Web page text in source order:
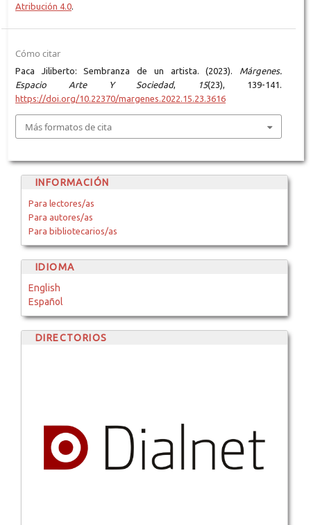
Atribución 4.0.
Cómo citar
Paca Jiliberto: Sembranza de un artista. (2023). Márgenes.
Espacio Arte Y Sociedad, 15(23), 139-141.
https://doi.org/10.22370/margenes.2022.15.23.3616
Más formatos de cita
INFORMACIÓN
Para lectores/as
Para autores/as
Para bibliotecarios/as
IDIOMA
English
Español
DIRECTORIOS